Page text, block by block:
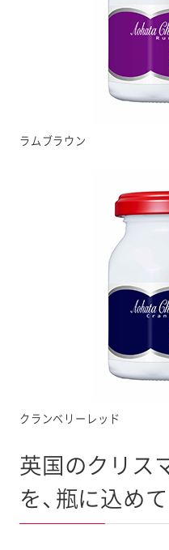
ラムブラウン
クランベリーレッド
英国のクリス
を、瓶に込めて